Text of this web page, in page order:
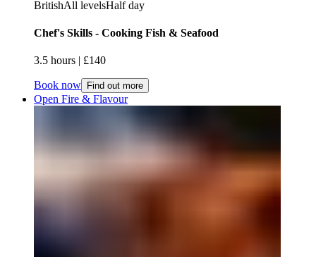
BritishAll levelsHalf day
Chef's Skills - Cooking Fish & Seafood​​​​‌ ‍ ​‍​‍‌‍ ‌ ​‍‌‍‍‌‌‍‌ ‌‍‍‌‌‍ ‍​‍​‍​ ‍‍​‍​‍‌ ​ ‌‍​‌‌‍ ‍‌‍‍‌‌ ‌​‌ ‍‌​‍ ‍‌‍‍‌‌‍ ​‍​‍​‍ ​​‍​‍‌‍‍​‌ ​‍‌‍‌‌‌‍‌‍​‍​‍​ ‍‍​‍​‍‌‍‍​‌ ‌​‌ ‌​‌ ​​‌ ​ ​ ‍‍​‍ ​‍ ‌‍ ​​‍ ‌‌‍​‌‌‍ ‍‌‍‌​​‍ ‌‌ ​‍​‍ ‌‌‍‍​‌‍ ‌ ‌​‌‍‌‌‌‍ ​‌ ​ ​‍ ‌‌ ​ ‌ ‌​‌ ‌‌‌‍‌​‌‍‍‌‌‍ ​‍ ‍‌ ‌‍‌‍‌‌‌ ​‍‌‍​ ‌‍‌‌‌‍ ​​‍ ‍‌‍​‌‌ ​​‌ ​​​‍ ‌‍‍‌‌‍ ‍‌ ‌​‌‍‌‌‌‍ ‍‌ ‌​​‍ ‌‍‌‌‌‍‌​‌‍‍‌‌ ‌​​‍ ‌‍ ‌‌‍ ‌‍‌​‌‍‌‌​ ‌‌ ​​‌ ​‍‌‍‌‌‌ ​ ‌‍‌‌‌‍ ‍‌ ‌​‌‍​‌‌ ‌​‌‍‍‌‌‍ ‌‍ ‍​ ‍ ‌‍‍‌‌‍‌​​ ‌‌‍​‍​ ‌‌​ ‌​​ ‌ ​ ​‍​ ‌‍‌‍‌‌‌‍‌‌​‍ ‌​ ​‌‌‍​‌​ ‌ ​ ​ ​‍ ‌​ ‌​‌‍‌​​ ‌​​ ‍‌​‍ ‌‌‍​‌‌‍‌‍​ ‍​‌‍‌‌​‍ ‌​ ​‍‌‍​ ​ ‍​​ ‌ ​ ​ ​ ‍​​ ‌‌​ ‍​​ ​​‌‍‌‍‌‍‌‌​ ​‍​ ‍ ‌ ‌​‌ ‍‌‌ ​​‌‍‌‌​ ‌‌‍‍​‌‍ ‌ ‌​‌‍‌‌‌‍ ​‌​​ ‌‍ ​‌‍​‌‌ ​ ‌ ​ ​ ‍ ‌ ​​‌‍​‌‌ ‌​‌‍‍​​ ‌‌ ‌​‌‍‍‌‌ ‌​‌‍ ​‌‍‌‌​ ‌‍​‍‌‍​‌‌ ​ ‌‍‌‌‌‌‌‌‌ ​‍‌‍ ​​ ‌‌‍‍​‌ ‌​‌ ‌​‌ ​​‌ ​ ​‍‌‌​ ​ ‌​​‌​‍‌‌​ ​‍‌​‌‍​‍‌‌​ ​‍‌​‌‍‌‍ ​​‍ ‌‌‍​‌‌‍ ‍‌‍‌​​‍ ‌‌ ​‍​‍ ‌‌‍‍​‌‍ ‌ ‌​‌‍‌‌‌‍ ​‌ ​ ​‍ ‌‌ ​ ‌ ‌​‌ ‌‌‌‍‌​‌‍‍‌‌‍ ​‍ ‍‌ ‌‍‌‍‌‌‌ ​‍‌‍​ ‌‍‌‌‌‍ ​​‍ ‍‌‍​‌‌ ​​‌ ​​​‍‌‍‌‍‍‌‌‍‌​​ ‌‌‍​‍​ ‌‌​ ‌​​ ‌ ​ ​‍​ ‌‍‌‍‌‌‌‍‌‌​‍ ‌​ ​‌‌‍​‌​ ‌ ​ ​ ​‍ ‌​ ‌​‌‍‌​​ ‌​​ ‍‌​‍ ‌‌‍​‌‌‍‌‍​ ‍​‌‍‌‌​‍ ‌​ ​‍‌‍​ ​ ‍​​ ‌ ​ ​ ​ ‍​​ ‌‌​ ‍​​ ​​‌‍‌‍‌‍‌‌​ ​‍​‍‌‍‌ ‌​‌ ‍‌‌ ​​‌‍‌‌​ ‌‌‍‍​‌‍ ‌ ‌​‌‍‌‌‌‍ ​‌​​ ‌‍ ​‌‍​‌‌ ​ ‌ ​ ​‍‌‍‌ ​​‌‍​‌‌ ‌​‌‍‍​​ ‌‌ ‌​‌‍‍‌‌ ‌​‌‍ ​‌‍‌‌​‍‌‍‌ ​​‌‍‌‌‌ ​‍‌ ​ ‌ ​​‌‍‌‌‌‍​ ‌ ‌​‌‍‍‌‌ ‌‍‌‍‌‌​ ‌‌ ​​‌ ‌‌‌‍​‍‌‍ ​‌‍‍‌‌ ​ ‌‍‍​‌‍‌‌‌‍‌​​‍​‍‌ ‌
3.5 hours​​​​‌ ‍ ​‍​‍‌‍ ‌ ​‍‌‍‍‌‌‍‌ ‌‍‍‌‌‍ ‍​‍​‍​ ‍‍​‍​‍‌ ​ ‌‍​‌‌‍ ‍‌‍‍‌‌ ‌​‌ ‍‌​‍ ‍‌‍‍‌‌‍ ​‍​‍​‍ ​​‍​‍‌‍‍​‌ ​‍‌‍‌‌‌‍‌‍​‍​‍​ ‍‍​‍​‍‌‍‍​‌ ‌​‌ ‌​‌ ​​‌ ​ ​ ‍‍​‍ ​‍ ‌‍ ​​‍ ‌‌‍​‌‌‍ ‍‌‍‌​​‍ ‌‌ ​‍​‍ ‌‌‍‍​‌‍ ‌ ‌​‌‍‌‌‌‍ ​‌ ​ ​‍ ‌‌ ​ ‌ ‌​‌ ‌‌‌‍‌​‌‍‍‌‌‍ ​‍ ‍‌ ‌‍‌‍‌‌‌ ​‍‌‍​ ‌‍‌‌‌‍ ​​‍ ‍‌‍​‌‌ ​​‌ ​​​‍ ‌‍‍‌‌‍ ‍‌ ‌​‌‍‌‌‌‍ ‍‌ ‌​​‍ ‌‍‌‌‌‍‌​‌‍‍‌‌ ‌​​‍ ‌‍ ‌‌‍ ‌‍‌​‌‍‌‌​ ‌‌ ​​‌ ​‍‌‍‌‌‌ ​ ‌‍‌‌‌‍ ‍‌ ‌​‌‍​‌‌ ‌​‌‍‍‌‌‍ ‌‍ ‍​ ‍ ‌‍‍‌‌‍‌​​ ‌‌‍​‍​ ‌‌​ ‌​​ ‌ ​ ​‍​ ‌‍‌‍‌‌‌‍‌‌​‍ ‌​ ​‌‌‍​‌​ ‌ ​ ​ ​‍ ‌​ ‌​‌‍‌​​ ‌​​ ‍‌​‍ ‌‌‍​‌‌‍‌‍​ ‍​‌‍‌‌​‍ ‌​ ​‍‌‍​ ​ ‍​​ ‌ ​ ​ ​ ‍​​ ‌‌​ ‍​​ ​​‌‍‌‍‌‍‌‌​ ​‍​ ‍ ‌ ‌​‌ ‍‌‌ ​​‌‍‌‌​ ‌‌‍‍​‌‍ ‌ ‌​‌‍‌‌‌‍ ​‌​​ ‌‍ ​‌‍​‌‌ ​ ‌ ​ ​ ‍ ‌ ​​‌‍​‌‌ ‌​‌‍‍​​ ‌‌ ‌​‌‍‍‌‌‍ ‌‌‍‌‌​ ‌‍​‍‌‍​‌‌ ​ ‌‍‌‌‌‌‌‌‌ ​‍‌‍ ​​ ‌‌‍‍​‌ ‌​‌ ‌​‌ ​​‌ ​ ​‍‌‌​ ​ ‌​​‌​‍‌‌​ ​‍‌​‌‍​‍‌‌​ ​‍‌​‌‍‌‍ ​​‍ ‌‌‍​‌‌‍ ‍‌‍‌​​‍ ‌‌ ​‍​‍ ‌‌‍‍​‌‍ ‌ ‌​‌‍‌‌‌‍ ​‌ ​ ​‍ ‌‌ ​ ‌ ‌​‌ ‌‌‌‍‌​‌‍‍‌‌‍ ​‍ ‍‌ ‌‍‌‍‌‌‌ ​‍‌‍​ ‌‍‌‌‌‍ ​​‍ ‍‌‍​‌‌ ​​‌ ​​​‍‌‍‌‍‍‌‌‍‌​​ ‌‌‍​‍​ ‌‌​ ‌​​ ‌ ​ ​‍​ ‌‍‌‍‌‌‌‍‌‌​‍ ‌​ ​‌‌‍​‌​ ‌ ​ ​ ​‍ ‌​ ‌​‌‍‌​​ ‌​​ ‍‌​‍ ‌‌‍​‌‌‍‌‍​ ‍​‌‍‌‌​‍ ‌​ ​‍‌‍​ ​ ‍​​ ‌ ​ ​ ​ ‍​​ ‌‌​ ‍​​ ​​‌‍‌‍‌‍‌‌​ ​‍​‍‌‍‌ ‌​‌ ‍‌‌ ​​‌‍‌‌​ ‌‌‍‍​‌‍ ‌ ‌​‌‍‌‌‌‍ ​‌​​ ‌‍ ​‌‍​‌‌ ​ ‌ ​ ​‍‌‍‌ ​​‌‍​‌‌ ‌​‌‍‍​​ ‌‌ ‌​‌‍‍‌‌‍ ‌‌‍‌‌​‍‌‍‌ ​​‌‍‌‌‌ ​‍‌ ​ ‌ ​​‌‍‌‌‌‍​ ‌ ‌​‌‍‍‌‌ ‌‍‌‍‌‌​ ‌‌ ​​‌ ‌‌‌‍​‍‌‍ ​‌‍‍‌‌ ​ ‌‍‍​‌‍‌‌‌‍‌​​‍​‍‌ ‌ | £140​​​​‌ ‍ ​‍​‍‌‍ ‌ ​‍‌‍‍‌‌‍‌ ‌‍‍‌‌‍ ‍​‍​‍​ ‍‍​‍​‍‌ ​ ‌‍​‌‌‍ ‍‌‍‍‌‌ ‌​‌ ‍‌​‍ ‍‌‍‍‌‌‍ ​‍​‍​‍ ​​‍​‍‌‍‍​‌ ​‍‌‍‌‌‌‍‌‍​‍​‍​ ‍‍​‍​‍‌‍‍​‌ ‌​‌ ‌​‌ ​​‌ ​ ​ ‍‍​‍ ​‍ ‌‍ ​​‍ ‌‌‍​‌‌‍ ‍‌‍‌​​‍ ‌‌ ​‍​‍ ‌‌‍‍​‌‍ ‌ ‌​‌‍‌‌‌‍ ​‌ ​ ​‍ ‌‌ ​ ‌ ‌​‌ ‌‌‌‍‌​‌‍‍‌‌‍ ​‍ ‍‌ ‌‍‌‍‌‌‌ ​‍‌‍​ ‌‍‌‌‌‍ ​​‍ ‍‌‍​‌‌ ​​‌ ​​​‍ ‌‍‍‌‌‍ ‍‌ ‌​‌‍‌‌‌‍ ‍‌ ‌​​‍ ‌‍‌‌‌‍‌​‌‍‍‌‌ ‌​​‍ ‌‍ ‌‌‍ ‌‍‌​‌‍‌‌​ ‌‌ ​​‌ ​‍‌‍‌‌‌ ​ ‌‍‌‌‌‍ ‍‌ ‌​‌‍​‌‌ ‌​‌‍‍‌‌‍ ‌‍ ‍​ ‍ ‌‍‍‌‌‍‌​​ ‌‌‍​‍​ ‌‌​ ‌​​ ‌ ​ ​‍​ ‌‍‌‍‌‌‌‍‌‌​‍ ‌​ ​‌‌‍​‌​ ‌ ​ ​ ​‍ ‌​ ‌​‌‍‌​​ ‌​​ ‍‌​‍ ‌‌‍​‌‌‍‌‍​ ‍​‌‍‌‌​‍ ‌​ ​‍‌‍​ ​ ‍​​ ‌ ​ ​ ​ ‍​​ ‌‌​ ‍​​ ​​‌‍‌‍‌‍‌‌​ ​‍​ ‍ ‌ ‌​‌ ‍‌‌ ​​‌‍‌‌​ ‌‌‍‍​‌‍ ‌ ‌​‌‍‌‌‌‍ ​‌​​ ‌‍ ​‌‍​‌‌ ​ ‌ ​ ​ ‍ ‌ ​​‌‍​‌‌ ‌​‌‍‍​​ ‌‌ ​​‌ ​‍‌‍‍‌‌‍​ ‌‍‌‌​ ‌‍​‍‌‍​‌‌ ​ ‌‍‌‌‌‌‌‌‌ ​‍‌‍ ​​ ‌‌‍‍​‌ ‌​‌ ‌​‌ ​​‌ ​ ​‍‌‌​ ​ ‌​​‌​‍‌‌​ ​‍‌​‌‍​‍‌‌​ ​‍‌​‌‍‌‍ ​​‍ ‌‌‍​‌‌‍ ‍‌‍‌​​‍ ‌‌ ​‍​‍ ‌‌‍‍​‌‍ ‌ ‌​‌‍‌‌‌‍ ​‌ ​ ​‍ ‌‌ ​ ‌ ‌​‌ ‌‌‌‍‌​‌‍‍‌‌‍ ​‍ ‍‌ ‌‍‌‍‌‌‌ ​‍‌‍​ ‌‍‌‌‌‍ ​​‍ ‍‌‍​‌‌ ​​‌ ​​​‍‌‍‌‍‍‌‌‍‌​​ ‌‌‍​‍​ ‌‌​ ‌​​ ‌ ​ ​‍​ ‌‍‌‍‌‌‌‍‌‌​‍ ‌​ ​‌‌‍​‌​ ‌ ​ ​ ​‍ ‌​ ‌​‌‍‌​​ ‌​​ ‍‌​‍ ‌‌‍​‌‌‍‌‍​ ‍​‌‍‌‌​‍ ‌​ ​‍‌‍​ ​ ‍​​ ‌ ​ ​ ​ ‍​​ ‌‌​ ‍​​ ​​‌‍‌‍‌‍‌‌​ ​‍​‍‌‍‌ ‌​‌ ‍‌‌ ​​‌‍‌‌​ ‌‌‍‍​‌‍ ‌ ‌​‌‍‌‌‌‍ ​‌​​ ‌‍ ​‌‍​‌‌ ​ ‌ ​ ​‍‌‍‌ ​​‌‍​‌‌ ‌​‌‍‍​​ ‌‌ ​​‌ ​‍‌‍‍‌‌‍​ ‌‍‌‌​‍‌‍‌ ​​‌‍‌‌‌ ​‍‌ ​ ‌ ​​‌‍‌‌‌‍​ ‌ ‌​‌‍‍‌‌ ‌‍‌‍‌‌​ ‌‌ ​​‌ ‌‌‌‍​‍‌‍ ​‌‍‍‌‌ ​ ‌‍‍​‌‍‌‌‌‍‌​​‍​‍‌ ‌
Book now Find out more
Open Fire & Flavour​​​​‌ ‍ ​‍​‍‌‍ ‌ ​‍‌‍‍‌‌‍‌ ‌‍‍‌‌‍ ‍​‍​‍​ ‍‍​‍​‍‌ ​ ‌‍​‌‌‍ ‍‌‍‍‌‌ ‌​‌ ‍‌​‍ ‍‌‍‍‌‌‍ ​‍​‍​‍ ​​‍​‍‌‍‍​‌ ​‍‌‍‌‌‌‍‌‍​‍​‍​ ‍‍​‍​‍‌‍‍​‌ ‌​‌ ‌​‌ ​​‌ ​ ​ ‍‍​‍ ​‍ ‌‍ ​​‍ ‌‌‍​‌‌‍ ‍‌‍‌​​‍ ‌‌ ​‍​‍ ‌‌‍‍​‌‍ ‌ ‌​‌‍‌‌‌‍ ​‌ ​ ​‍ ‌‌ ​ ‌ ‌​‌ ‌‌‌‍‌​‌‍‍‌‌‍ ​‍ ‍‌ ‌‍‌‍‌‌‌ ​‍‌‍​ ‌‍‌‌‌‍ ​​‍ ‍‌‍​‌‌ ​​‌ ​​​‍ ‌‍‍‌‌‍ ‍‌ ‌​‌‍‌‌‌‍ ‍‌ ‌​​‍ ‌‍‌‌‌‍‌​‌‍‍‌‌ ‌​​‍ ‌‍ ‌‌‍ ‌‍‌​‌‍‌‌​ ‌‌ ​​‌ ​‍‌‍‌‌‌ ​ ‌‍‌‌‌‍ ‍‌ ‌​‌‍​‌‌ ‌​‌‍‍‌‌‍ ‌‍ ‍​ ‍ ‌‍‍‌‌‍‌​​ ‌​ ​‍​ ‌‌‌‍‌​​ ‍‌​ ​‌​ ‍​​ ​‍​ ​‌​‍ ‌‌‍​‌​ ​‌​ ‌‌​ ​ ​‍ ‌​ ‌​‌‍‌​​ ‌‌​ ‌‌​‍ ‌‌‍​‌‌‍‌‍‌‍‌‌‌‍​‌​‍ ‌​ ‌ ​ ‌ ‌‍‌‌​ ‌​​ ‌ ​ ​ ​ ‌‍​ ‌​‌‍‌‍​ ​ ​ ​​​ ‌ ​ ‍ ‌ ‌​‌ ‍‌‌ ​​‌‍‌‌​ ‌‌‍‍​‌‍ ‌ ‌​‌‍‌‌‌‍ ​‌​​ ‌‍ ​‌‍​‌‌ ​ ‌ ​ ​ ‍ ‌ ​​‌‍​‌‌ ‌​‌‍‍​​ ‌‌ ‌​‌‍‍‌‌ ‌​‌‍ ​‌‍‌‌​ ‌‍​‍‌‍​‌‌ ​ ‌‍‌‌‌‌‌‌‌ ​‍‌‍ ​​ ‌‌‍‍​‌ ‌​‌ ‌​‌ ​​‌ ​ ​‍‌‌​ ​ ‌​​‌​‍‌‌​ ​‍‌​‌‍​‍‌‌​ ​‍‌​‌‍‌‍ ​​‍ ‌‌‍​‌‌‍ ‍‌‍‌​​‍ ‌‌ ​‍​‍ ‌‌‍‍​‌‍ ‌ ‌​‌‍‌‌‌‍ ​‌ ​ ​‍ ‌‌ ​ ‌ ‌​‌ ‌‌‌‍‌​‌‍‍‌‌‍ ​‍ ‍‌ ‌‍‌‍‌‌‌ ​‍‌‍​ ‌‍‌‌‌‍ ​​‍ ‍‌‍​‌‌ ​​‌ ​​​‍‌‍‌‍‍‌‌‍‌​​ ‌​ ​‍​ ‌‌‌‍‌​​ ‍‌​ ​‌​ ‍​​ ​‍​ ​‌​‍ ‌‌‍​‌​ ​‌​ ‌‌​ ​ ​‍ ‌​ ‌​‌‍‌​​ ‌‌​ ‌‌​‍ ‌‌‍​‌‌‍‌‍‌‍‌‌‌‍​‌​‍ ‌​ ‌ ​ ‌ ‌‍‌‌​ ‌​​ ‌ ​ ​ ​ ‌‍​ ‌​‌‍‌‍​ ​ ​ ​​​ ‌ ​‍‌‍‌ ‌​‌ ‍‌‌ ​​‌‍‌‌​ ‌‌‍‍​‌‍ ‌ ‌​‌‍‌‌‌‍ ​‌​​ ‌‍ ​‌‍​‌‌ ​ ‌ ​ ​‍‌‍‌ ​​‌‍​‌‌ ‌​‌‍‍​​ ‌‌ ‌​‌‍‍‌‌ ‌​‌‍ ​‌‍‌‌​‍‌‍‌ ​​‌‍‌‌‌ ​‍‌ ​ ‌ ​​‌‍‌‌‌‍​ ‌ ‌​‌‍‍‌‌ ‌‍‌‍‌‌​ ‌‌ ​​‌ ‌‌‌‍​‍‌‍ ​‌‍‍‌‌ ​ ‌‍‍​‌‍‌‌‌‍‌​​‍​‍‌ ‌